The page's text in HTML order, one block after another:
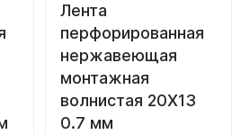
Лента
перфорированная
нержавеющая
монтажная
волнистая 20Х13
0.7 мм